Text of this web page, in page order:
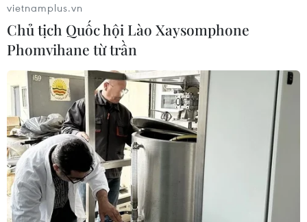
TP.HCM thí điểm 24 trạm y tế hoạt động
vietnamplus.vn
Chủ tịch Quốc hội Lào Xaysomphone
Phomvihane từ trần